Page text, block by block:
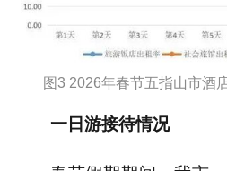
图3 2026年春节五指山市酒
一日游接待情况